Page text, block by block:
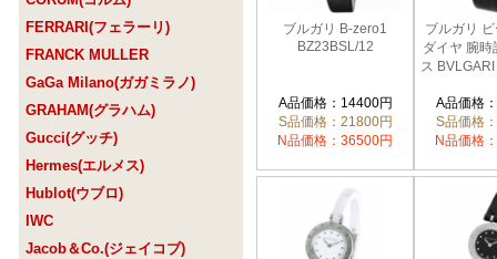
FERRARI(フェラーリ)
FRANCK MULLER
GaGa Milano(ガガミラノ)
GRAHAM(グラハム)
Gucci(グッチ)
Hermes(エルメス)
Hublot(ウブロ)
IWC
Jacob＆Co.(ジェイコブ)
ブルガリ B-zero1
BZ23BSL/12
A品価格：14400円
S品価格：21800円
N品価格：36500円
ブルガリ
ダイヤ 腕時
ス
A品価格
S品価格
N品価格